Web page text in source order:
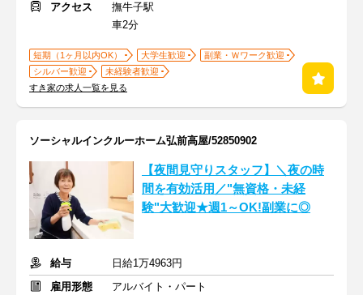
アクセス
撫牛子駅
車2分
短期（1ヶ月以内OK） 大学生歓迎
副業・Ｗワーク歓迎
シルバー歓迎
未経験者歓迎
すき家の求人一覧を見る
ソーシャルインクルーホーム弘前高屋/52850902
【夜間見守りスタッフ】＼夜の時
間を有効活用／"無資格・未経
験"大歓迎★週1～OK!副業に◎
給与
日給1万4963円
雇用形態
アルバイト・パート